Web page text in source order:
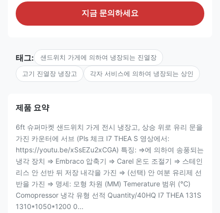
지금 문의하세요
태그: 샌드위치 가게에 의하여 냉장되는 진열장
고기 진열장 냉장고 각자 서비스에 의하여 냉장되는 상인
제품 요약
6ft 슈퍼마켓 샌드위치 가게 전시 냉장고, 상승 위로 유리 문을
가진 카운터에 서브 (Pls 체크 I7 THEA S 영상에서:
https://youtu.be/xSsEZu2xCGA) 특징: ⇒에 의하여 송풍되는
냉각 장치 ⇒ Embraco 압축기 ⇒ Carel 온도 조절기 ⇒ 스테인
리스 안 선반 뒤 저장 내각을 가진 ⇒ (선택) 안 여분 유리제 선
반을 가진 ⇒ 명세: 모형 차원 (MM) Temerature 범위 (℃)
Comopressor 냉각 유형 선적 Quantity/40HQ I7 THEA 131S
1310*1050*1200 0...